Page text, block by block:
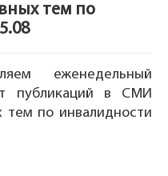
тем по
еженедельный
публикаций в СМИ
тем по инвалидности